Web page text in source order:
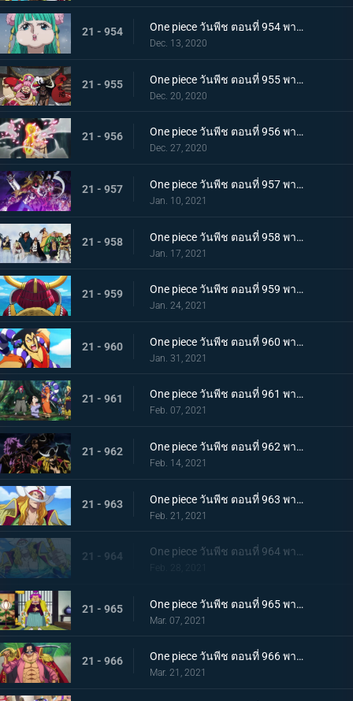
21 - 954 One piece วันพีช ตอนที่ 954 พากย์ไทย ชื่อของมันคือเอ็นมะ! สุดยอดดาบของโอเด้ง!
Dec. 13, 2020
21 - 955 One piece วันพีช ตอนที่ 955 พากย์ไทย พันธมิตรใหม่? รวมพลกองกำลังไคโด!
Dec. 20, 2020
21 - 956 One piece วันพีช ตอนที่ 956 พากย์ไทย การต่อสู้ครั้งใหญ่! กลุ่มหมวกฟางเข้าโหมดต่อสู้!
Dec. 27, 2020
21 - 957 One piece วันพีช ตอนที่ 957 พากย์ไทย ข่าวใหญ่! เหตุการณ์ที่ส่งผลต่อ 7 เทพโจรสลัด!
Jan. 10, 2021
21 - 958 One piece วันพีช ตอนที่ 958 พากย์ไทย ตำนานการต่อสู้! การ์ปและโรเจอร์
Jan. 17, 2021
21 - 959 One piece วันพีช ตอนที่ 959 พากย์ไทย ท่าเรือที่นัดพบ! วะโนะคุนิองก์ 3 เริ่มแล้ว!
Jan. 24, 2021
21 - 960 One piece วันพีช ตอนที่ 960 พากย์ไทย ซามูไรอันดับหนึ่งของวะโนะคุนิ! โคสึกิ โอเด้ง มาแล้ว
Jan. 31, 2021
21 - 961 One piece วันพีช ตอนที่ 961 พากย์ไทย สาบานเป็นศิษย์ทั้งน้ำตา โอเด้งกับคินเอม่อน
Feb. 07, 2021
21 - 962 One piece วันพีช ตอนที่ 962 พากย์ไทย ชะตาชีวิตที่เปลี่ยนแปลง กลุ่มโจรสลัดหนวดขาวเกยตื้น!!
Feb. 14, 2021
21 - 963 One piece วันพีช ตอนที่ 963 พากย์ไทย ความมุ่งมั่นของโอเด้ง! การทดสอบของหนวดขาว!
Feb. 21, 2021
21 - 964
Feb. 28, 2021
21 - 965 One piece วันพีช ตอนที่ 965 พากย์ไทย ดวลดาบ! โรเจอร์กับหนวดขาว!
Mar. 07, 2021
21 - 966 One piece วันพีช ตอนที่ 966 พากย์ไทย ความปรารถนาของโรเจอร์! การเดินทางครั้งใหม่
Mar. 21, 2021